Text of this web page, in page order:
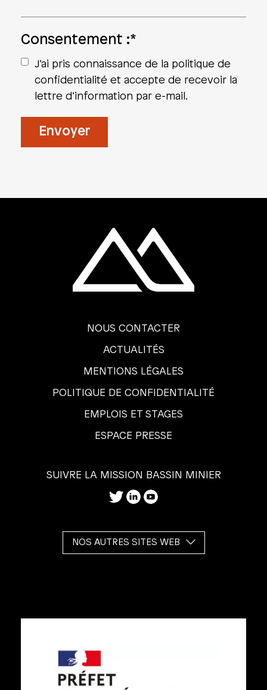
Consentement :*
J’ai pris connaissance de la politique de
confidentialité et accepte de recevoir la
lettre d’information par e-mail.
NOUS CONTACTER
ACTUALITÉS
MENTIONS LÉGALES
POLITIQUE DE CONFIDENTIALITÉ
EMPLOIS ET STAGES
ESPACE PRESSE
SUIVRE LA MISSION BASSIN MINIER
NOS AUTRES SITES WEB